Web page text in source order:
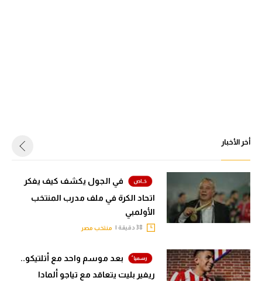
أخر الأخبار
في الجول يكشف كيف يفكر
اتحاد الكرة في ملف مدرب المنتخب
الأولمبي
منتخب مصر
بعد موسم واحد مع أتلتيكو..
ريفير بليت يتعاقد مع تياجو ألمادا